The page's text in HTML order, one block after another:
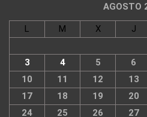
AGOSTO
L M X J
3
4 5 6
10
11 12 13
17
18 19 20
24
25 26 27